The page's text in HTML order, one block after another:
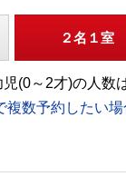
２名１室
(0～2才)の人数
複数予約したい場